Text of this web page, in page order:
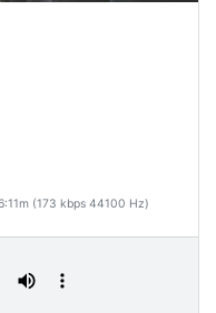
(173 kbps 44100 Hz)